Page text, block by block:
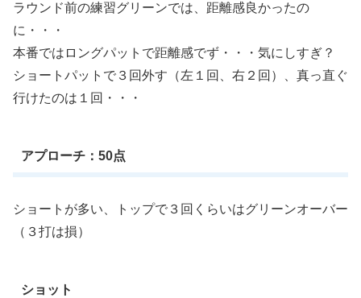
ラウンド前の練習グリーンでは、距離感良かったの
に・・・
本番ではロングパットで距離感でず・・・気にしすぎ？
ショートパットで３回外す（左１回、右２回）、真っ直ぐ
行けたのは１回・・・
アプローチ：50点
ショートが多い、トップで３回くらいはグリーンオーバー
（３打は損）
ショット